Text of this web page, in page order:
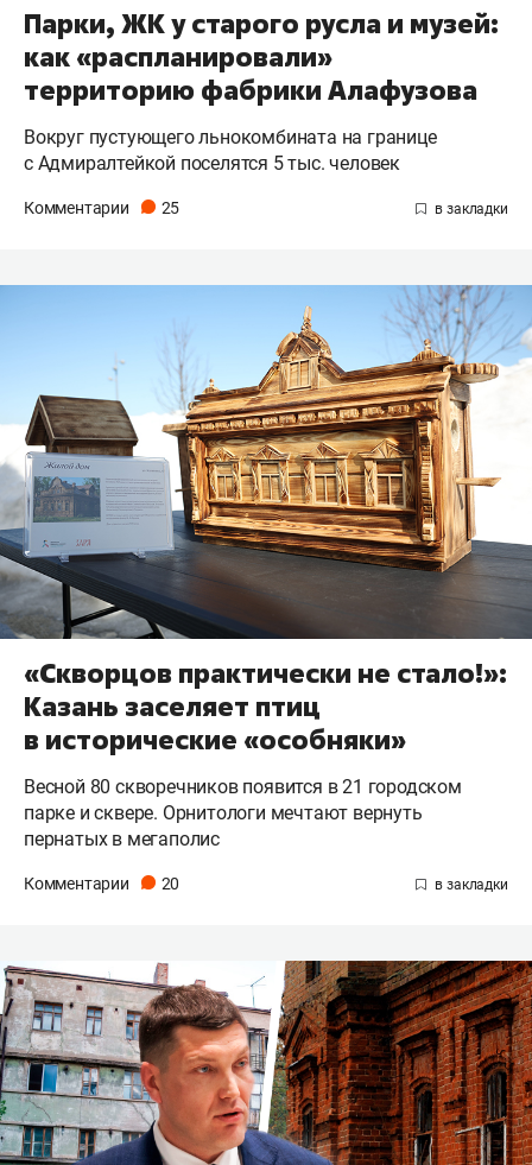
Парки, ЖК у старого русла и музей:
как «распланировали»
территорию фабрики Алафузова
Вокруг пустующего льнокомбината на границе
с Адмиралтейкой поселятся 5 тыс. человек
Комментарии 25
«Скворцов практически не стало!»:
Казань заселяет птиц
в исторические «особняки»
Весной 80 скворечников появится в 21 городском
парке и сквере. Орнитологи мечтают вернуть
пернатых в мегаполис
Комментарии 20